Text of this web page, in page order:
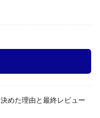
めた理由と最終レビュー